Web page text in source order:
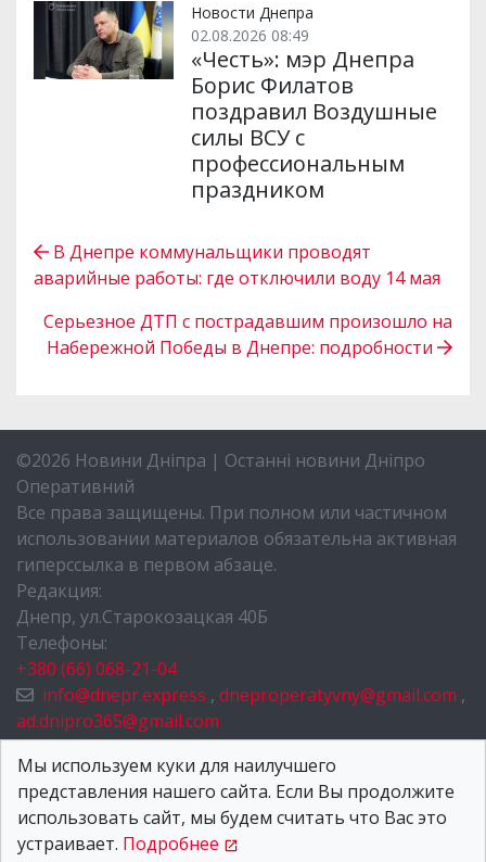
Новости Днепра
02.08.2026 08:49
«Честь»: мэр Днепра
Борис Филатов
поздравил Воздушные
силы ВСУ с
профессиональным
праздником
В Днепре коммунальщики проводят
аварийные работы: где отключили воду 14 мая
Серьезное ДТП с пострадавшим произошло на
Набережной Победы в Днепре: подробности
©2026 Новини Дніпра | Останні новини Дніпро
Оперативний
Все права защищены. При полном или частичном
использовании материалов обязательна активная
гиперссылка в первом абзаце.
Редакция:
Днепр, ул.Старокозацкая 40Б
Телефоны:
+380 (66) 068-21-04
info@dnepr.express , dneproperatyvny@gmail.com ,
ad.dnipro365@gmail.com
НОВОСТИ ДНЕПРА
О НАС
КОНТАКТЫ
Мы используем куки для наилучшего
представления нашего сайта. Если Вы продолжите
использовать сайт, мы будем считать что Вас это
устраивает. Подробнее